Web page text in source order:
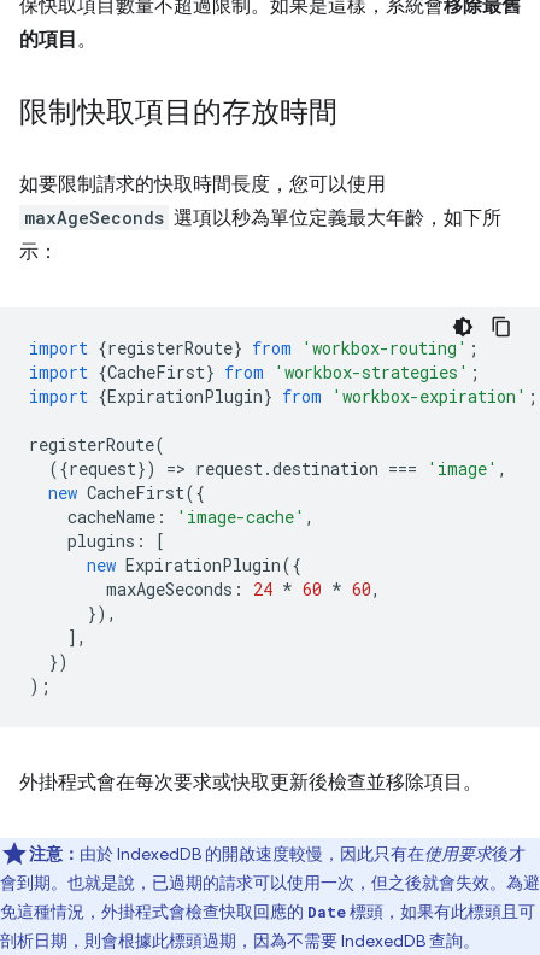
保快取項目數量不超過限制。如果是這樣，系統會移除最舊
的項目 。
限制快取項目的存放時間
如要限制請求的快取時間長度，您可以使用
maxAgeSeconds 選項以秒為單位定義最大年齡，如下所
示：
import {registerRoute} from 'workbox-routing' ;
import {CacheFirst} from 'workbox-strategies' ;
import {ExpirationPlugin} from 'workbox-expiration' ;
registerRoute(
({request}) => request.destination === 'image' ,
new CacheFirst({
cacheName : 'image-cache' ,
plugins :
[
new ExpirationPlugin({
maxAgeSeconds : 24 * 60 * 60,
}),
],
})
);
外掛程式會在每次要求或快取更新後檢查並移除項目。
注意： 由於 IndexedDB 的開啟速度較慢，因此只有在使用要求後才
會到期。也就是說，已過期的請求可以使用一次，但之後就會失效。為避
免這種情況，外掛程式會檢查快取回應的 Date標頭，如果有此標頭且可
剖析日期，則會根據此標頭過期，因為不需要 IndexedDB 查詢。